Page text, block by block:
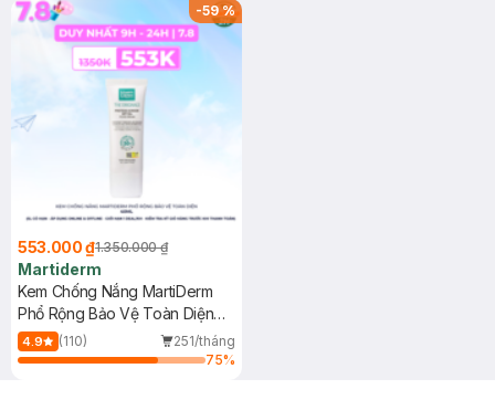
-59%
553.000 ₫1.350.000 ₫
Martiderm
Kem Chống Nắng MartiDerm
Phổ Rộng Bảo Vệ Toàn Diện
40ml
4.9 (110)
251/tháng
75%